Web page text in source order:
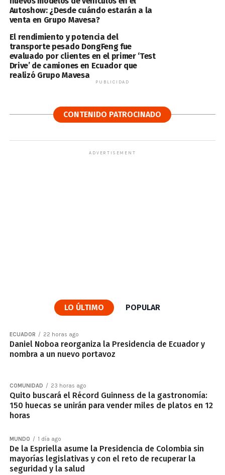
Autoshow: ¿Desde cuándo estarán a la
venta en Grupo Mavesa?
El rendimiento y potencia del
transporte pesado DongFeng fue
evaluado por clientes en el primer ‘Test
Drive’ de camiones en Ecuador que
realizó Grupo Mavesa
PUBLICIDAD
CONTENIDO PATROCINADO
ADVERTISEMENT
LO ÚLTIMO POPULAR
ECUADOR 22 horas ago
Daniel Noboa reorganiza la Presidencia de Ecuador y
nombra a un nuevo portavoz
COMUNIDAD 23 horas ago
Quito buscará el Récord Guinness de la gastronomía:
150 huecas se unirán para vender miles de platos en 12
horas
MUNDO 1 día ago
De la Espriella asume la Presidencia de Colombia sin
mayorías legislativas y con el reto de recuperar la
seguridad y la salud